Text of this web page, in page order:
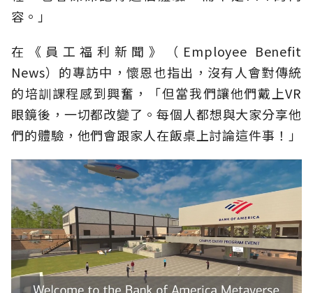
容。」
在《員工福利新聞》（Employee Benefit
News）的專訪中，懷恩也指出，沒有人會對傳統
的培訓課程感到興奮，「但當我們讓他們戴上VR
眼鏡後，一切都改變了。每個人都想與大家分享他
們的體驗，他們會跟家人在飯桌上討論這件事！」